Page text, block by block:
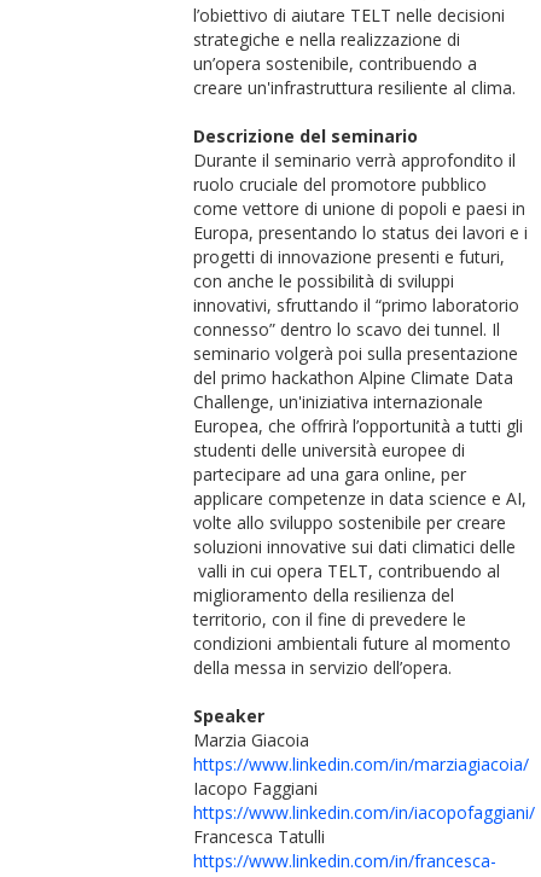
l’obiettivo di aiutare TELT nelle decisioni
strategiche e nella realizzazione di
un’opera sostenibile, contribuendo a
creare un'infrastruttura resiliente al clima.
Descrizione del seminario
Durante il seminario verrà approfondito il
ruolo cruciale del promotore pubblico
come vettore di unione di popoli e paesi in
Europa, presentando lo status dei lavori e i
progetti di innovazione presenti e futuri,
con anche le possibilità di sviluppi
innovativi, sfruttando il “primo laboratorio
connesso” dentro lo scavo dei tunnel. Il
seminario volgerà poi sulla presentazione
del primo hackathon Alpine Climate Data
Challenge, un'iniziativa internazionale
Europea, che offrirà l’opportunità a tutti gli
studenti delle università europee di
partecipare ad una gara online, per
applicare competenze in data science e AI,
volte allo sviluppo sostenibile per creare
soluzioni innovative sui dati climatici delle
valli in cui opera TELT, contribuendo al
miglioramento della resilienza del
territorio, con il fine di prevedere le
condizioni ambientali future al momento
della messa in servizio dell’opera.
Speaker
Marzia Giacoia
https://www.linkedin.com/in/marziagiacoia/
Iacopo Faggiani
https://www.linkedin.com/in/iacopofaggiani/
Francesca Tatulli
https://www.linkedin.com/in/francesca-